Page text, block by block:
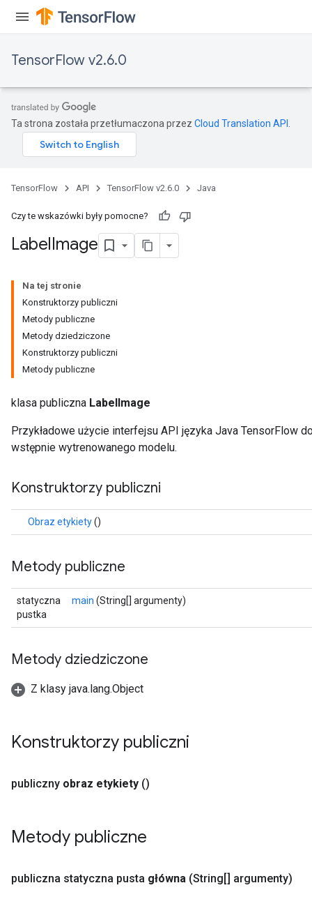
TensorFlow v2.6.0
Ta strona została przetłumaczona przez Cloud Translation API
TensorFlow API TensorFlow v2.6.0 Java
Czy te wskazówki były pomocne?
LabelImage
Na tej stronie
Konstruktorzy publiczni
Metody publiczne
Metody dziedziczone
Konstruktorzy publiczni
Metody publiczne
klasa publiczna LabelImage
Przykładowe użycie interfejsu API języka Java TensorFlow
wstępnie wytrenowanego modelu.
Konstruktorzy publiczni
Obraz etykiety()
Metody publiczne
statyczna
pustka
main (String[] argumenty)
Metody dziedziczone
Z klasy java.lang.Object
Konstruktorzy publiczni
publiczny obraz etykiety ()
Metody publiczne
publiczna statyczna pusta główna (String[] argumenty)